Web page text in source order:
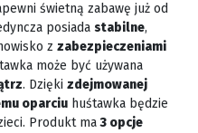
świetną zabawę już od
posiada stabilne,
z zabezpieczeniami
może być używana
. Dzięki zdejmowanej
oparciuhuśtawka będzie
Produkt ma3 opcje